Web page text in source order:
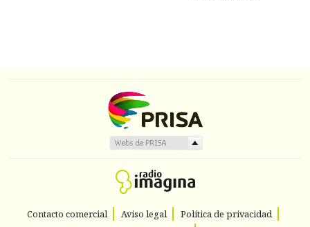
Contacto comercial Aviso legal
Política de privacidad